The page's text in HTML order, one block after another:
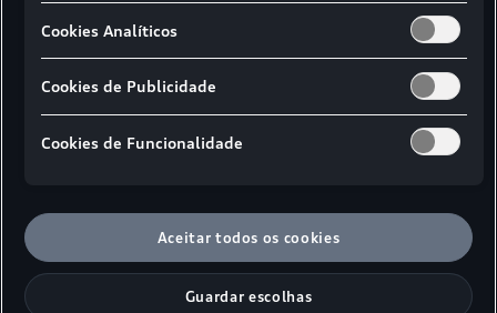
Carregar rapidamente, continuar a
180 6
Autonomia recarregada em 10 minutos¹
DC até 185 kW¹
Sair do veículo, respirar fundo, recarregar.
Cookies Analíticos
Cookies de Publicidade
Cookies de Funcionalidade
Aceitar todos os cookies
Guardar escolhas